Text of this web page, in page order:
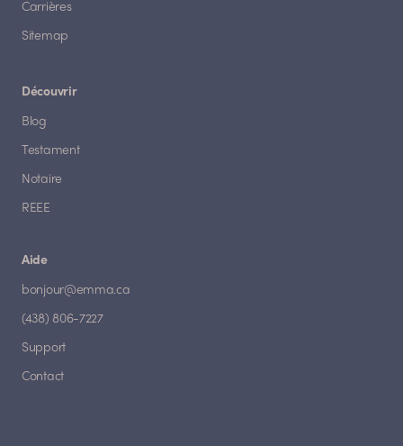
Carrières
Sitemap
Découvrir
Blog
Testament
Notaire
REEE
Aide
bonjour@emma.ca
(438) 806-7227
Support
Contact